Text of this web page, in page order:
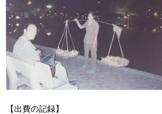
【出費の記録】